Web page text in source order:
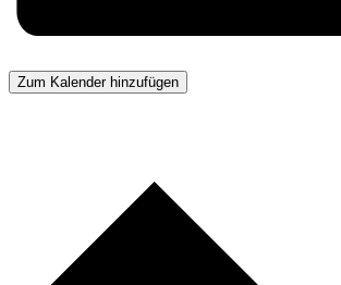
Zum Kalender hinzufügen